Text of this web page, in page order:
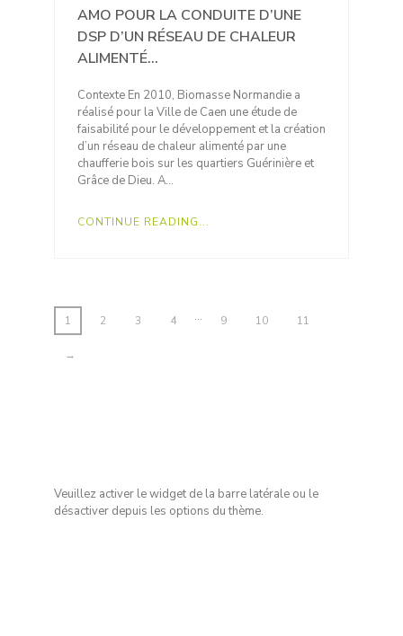
AMO POUR LA CONDUITE D’UNE
DSP D’UN RÉSEAU DE CHALEUR
ALIMENTÉ...
Contexte En 2010, Biomasse Normandie a
réalisé pour la Ville de Caen une étude de
faisabilité pour le développement et la création
d’un réseau de chaleur alimenté par une
chaufferie bois sur les quartiers Guérinière et
Grâce de Dieu. A…
CONTINUE READING...
1 2 3 4 … 9 10 11
→
Veuillez activer le widget de la barre latérale ou le
désactiver depuis les options du thème.